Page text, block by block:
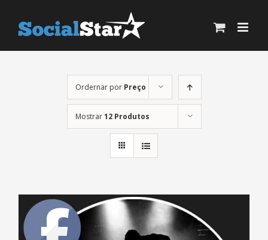
para
Ordernar por Preço
Mostrar12 Produtos